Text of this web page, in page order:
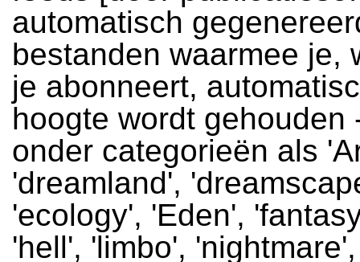
automatisch
bestanden waarmee je,
je abonneert,
hoogte wordt gehouden
onder categorieën als
'dreamland',
'ecology', 'Eden',
'hell', 'limbo',